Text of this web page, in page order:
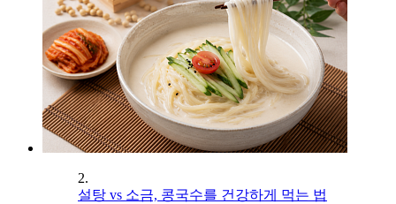
2.
설탕 vs 소금, 콩국수를 건강하게 먹는 법